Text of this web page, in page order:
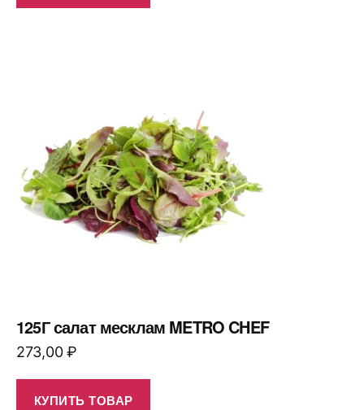
125Г салат месклам METRO CHEF
273,00₽
КУПИТЬ ТОВАР